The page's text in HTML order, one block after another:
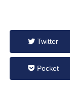
Twitter
Pocket